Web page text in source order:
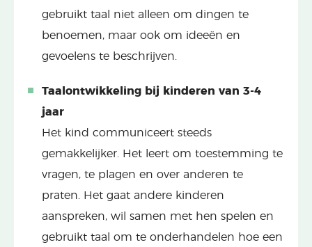
gebruikt taal niet alleen om dingen te
benoemen, maar ook om ideeën en
gevoelens te beschrijven.
Taalontwikkeling bij kinderen van 3-4
jaar
Het kind communiceert steeds
gemakkelijker. Het leert om toestemming te
vragen, te plagen en over anderen te
praten. Het gaat andere kinderen
aanspreken, wil samen met hen spelen en
gebruikt taal om te onderhandelen hoe een